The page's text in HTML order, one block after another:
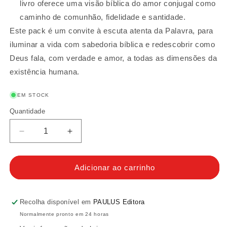
livro oferece uma visão bíblica do amor conjugal como
caminho de comunhão, fidelidade e santidade.
Este pack é um convite à escuta atenta da Palavra, para
iluminar a vida com sabedoria bíblica e redescobrir como
Deus fala, com verdade e amor, a todas as dimensões da
existência humana.
EM STOCK
Quantidade
Quantidade
Diminuir
a
quantidade
Pack
que
a
Aumentar
a
quantidade
de
Pack
que
Adicionar ao carrinho
Recolha disponível em PAULUS Editora
Normalmente pronto em 24 horas